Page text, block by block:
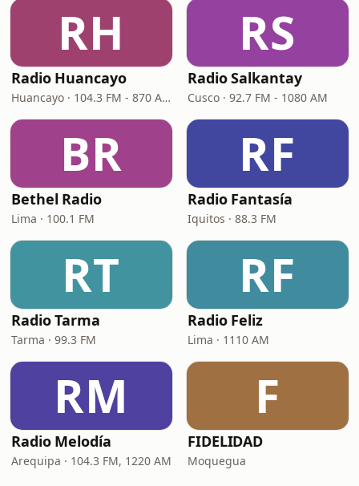
RH
Radio Huancayo
Huancayo · 104.3 FM - 870 AM
RS
Radio Salkantay
Cusco · 92.7 FM - 1080 AM
BR
Bethel Radio
Lima · 100.1 FM
RF
Radio Fantasía
Iquitos · 88.3 FM
RT
Radio Tarma
Tarma · 99.3 FM
RF
Radio Feliz
Lima · 1110 AM
RM
Radio Melodía
Arequipa · 104.3 FM, 1220 AM
F
FIDELIDAD
Moquegua